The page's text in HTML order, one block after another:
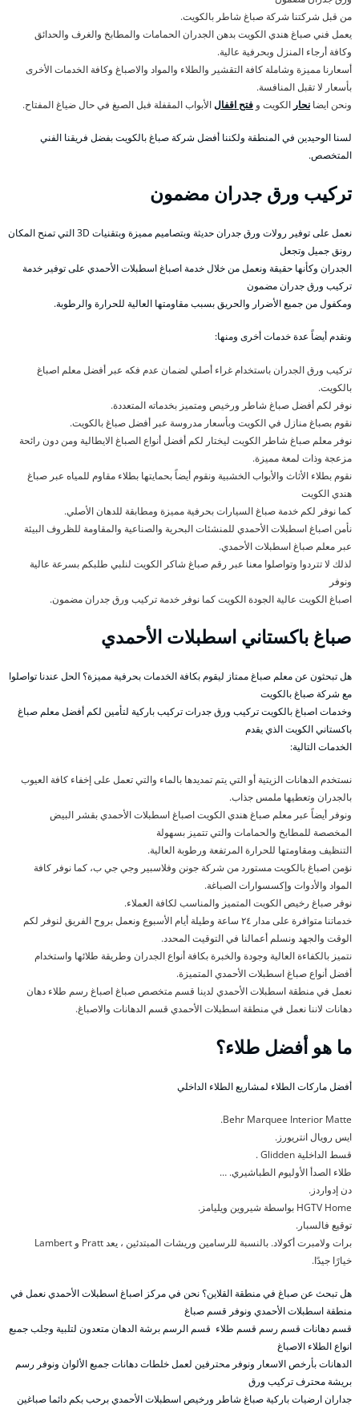
من قبل شركتنا شركة صباغ شاطر بالكويت.
يعمل فني صباغ هندي الكويت بدهن الجدران الحمامات والمطابخ والغرف والحدائق
وكافة أرجاء المنزل وبحرفية عالية.
أسعارنا مميزة وشاملة كافة التقشير والطلاء والمواد والاصباغ وكافة الخدمات الأخرى
بأسعار لا تقبل المنافسة.
ونحن ايضا نحار الكويت و فتح اقفالالأبواب المقفلة فبل الصبغ في حال ضياغ المفتاح.
لسنا الوحيدين في المنطقة ولكننا أفضل شركة صباغ بالكويت بفضل فريقنا الفني
المتخصص.
تركيب ورق جدران مضمون
نعمل على توفير رولات ورق جدران حديثة وبتصاميم مميزة وبتقنيات 3D التي تمنح المكان
رونق جميل وتجعل
الجدران وكأنها حقيقة ونعمل من خلال خدمة اصباغ اسطبلات الأحمدي على توفير خدمة
تركيب ورق جدران مضمون
ومكفول من جميع الأضرار والحريق بسبب مقاومتها العالية للحرارة والرطوبة.
ونقدم أيضاً عدة خدمات أخرى ومنها:
تركيب ورق الجدران باستخدام غراء أصلي لضمان عدم فكه عبر أفضل معلم اصباغ
بالكويت.
نوفر لكم أفضل صباغ شاطر ورخيص ومتميز بخدماته المتعددة.
نقوم بصباغ منازل في الكويت وبأسعار مدروسة عبر أفضل صباغ بالكويت.
نوفر معلم صباغ شاطر الكويت ليختار لكم أفضل أنواع الصباغ الايطالية ومن دون رائحة
مزعجة وذات لمعة مميزة.
نقوم بطلاء الأثاث والأبواب الخشبية ونقوم أيضاً بحمايتها بطلاء مقاوم للمياه عبر صباغ
هندي الكويت
كما نوفر لكم خدمة صباغ السيارات بحرفية مميزة ومطابقة للدهان الأصلي.
نأمن اصباغ اسطبلات الأحمدي للمنشئات البحرية والصناعية والمقاومة للظروف البيئة
عبر معلم صباغ اسطبلات الأحمدي.
لذلك لا تتردوا وتواصلوا معنا عبر رقم صباغ شاكر الكويت لنلبي طلبكم بسرعة عالية
ونوفر
اصباغ الكويت عالية الجودة الكويت كما نوفر خدمة تركيب ورق جدران مضمون.
صباغ باكستاني اسطبلات الأحمدي
هل تبحثون عن معلم صباغ ممتاز ليقوم بكافة الخدمات بحرفية مميزة؟ الحل عندنا تواصلوا
مع شركة صباغ بالكويت
وخدمات اصباغ بالكويت تركيب ورق جدرات تركيب باركية لتأمين لكم أفضل معلم صباغ
باكستاني الكويت الذي يقدم
الخدمات التالية:
نستخدم الدهانات الزيتية أو التي يتم تمديدها بالماء والتي تعمل على إخفاء كافة العيوب
بالجدران وتعطيها ملمس جذاب.
ونوفر أيضاً عبر معلم صباغ هندي الكويت اصباغ اسطبلات الأحمدي بقشر البيض
المخصصة للمطابخ والحمامات والتي تتميز بسهولة
التنظيف ومقاومتها للحرارة المرتفعة ورطوبة العالية.
نؤمن اصباغ بالكويت مستورد من شركة جونن وفلاسبير وجي جي ب، كما نوفر كافة
المواد والأدوات وإكسسوارات الصباغة.
نوفر صباغ رخيص الكويت المتميز والمناسب لكافة العملاء.
خدماتنا متوافرة على مدار ٢٤ ساعة وطيلة أيام الأسبوع ونعمل بروح الفريق لنوفر لكم
الوقت والجهد ونسلم أعمالنا في التوقيت المحدد.
نتميز بالكفاءة العالية وجودة والخبرة بكافة أنواع الجدران وطريقة طلائها واستخدام
أفضل أنواع صباغ اسطبلات الأحمدي المتميزة.
نعمل في منطقة اسطبلات الأحمدي لدينا قسم متخصص صباغ اصباغ رسم طلاء دهان
دهانات لاننا نعمل في منطقة اسطبلات الأحمدي قسم الدهانات والاصباغ.
ما هو أفضل طلاء؟
أفضل ماركات الطلاء لمشاريع الطلاء الداخلي
Behr Marquee Interior Matte.
ايس رويال انتريورز.
قسط الداخلية Glidden .
طلاء الصدأ الأوليوم الطباشيري. …
دن إدواردز.
HGTV Home بواسطة شيروين ويليامز.
توقيع فالسبار.
برات ولامبرت أكولاد. بالنسبة للرسامين وريشات المبتدئين ، يعد Pratt و Lambert
خيارًا جيدًا.
هل تبحث عن صباغ في منطقة القلاين؟ نحن في مركز اصباغ اسطبلات الأحمدي نعمل في
منطقة اسطبلات الأحمدي ونوفر قسم صباغ
قسم دهانات قسم رسم قسم طلاء قسم الرسم برشة الدهان متعدون لتلبية وجلب جمبع
انواع الطلاء الاصباغ
الدهانات بأرخص الاسعار ونوفر محترفين لعمل خلطات دهانات جمبع الألوان ونوفر رسم
بريشة محترف تركيب ورق
جداران ارضيات باركية صباغ شاطر ورخيص اسطبلات الأحمدي برحب بكم دائما صباغين